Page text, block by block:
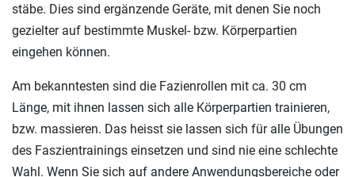
stäbe. Dies sind ergänzende Geräte, mit denen Sie noch
gezielter auf bestimmte Muskel- bzw. Körperpartien
eingehen können.
Am bekanntesten sind die Fazienrollen mit ca. 30 cm
Länge, mit ihnen lassen sich alle Körperpartien trainieren,
bzw. massieren. Das heisst sie lassen sich für alle Übungen
des Faszientrainings einsetzen und sind nie eine schlechte
Wahl. Wenn Sie sich auf andere Anwendungsbereiche oder